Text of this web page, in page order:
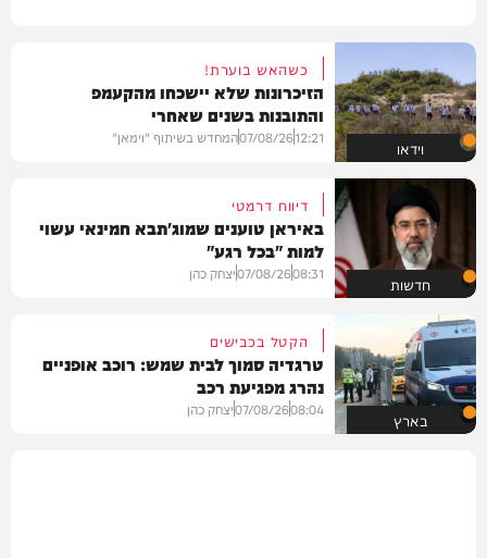
וידאו
כשהאש בוערת!
הזיכרונות שלא יישכחו מהקעמפ
והתובנות בשנים שאחרי
12:21
07/08/26המחדש בשיתוף "וימאן"
חדשות
דיווח דרמטי
באיראן טוענים שמוג'תבא חמינאי עשוי
למות "בכל רגע"
08:31
07/08/26יצחק כהן
בארץ
הקטל בכבישים
טרגדיה סמוך לבית שמש: רוכב אופניים
נהרג מפגיעת רכב
08:04
07/08/26יצחק כהן